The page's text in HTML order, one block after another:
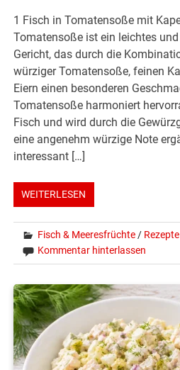
1 Fisch in Tomatensoße mit
Tomatensoße ist ein leichtes
Gericht, das durch die
würziger Tomatensoße, feinen
Eiern einen besonderen
Tomatensoße harmoniert
Fisch und wird durch die
eine angenehm würzige Note
interessant […]
WEITERLESEN
Fisch & Meeresfrüchte /
Kommentar hinterlassen